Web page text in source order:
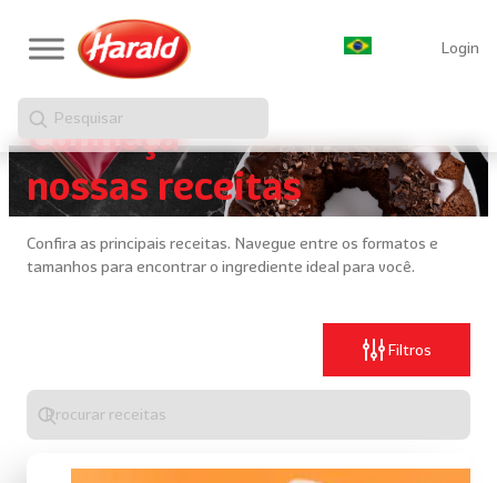
Login
Pesquisar
Conheça
nossas receitas
Confira as principais receitas. Navegue entre os formatos e
tamanhos para encontrar o ingrediente ideal para você.
Filtros
Digite
algo
para
realizar